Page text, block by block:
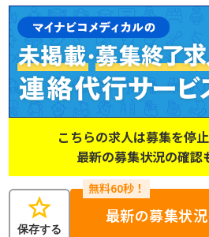
こちらの求人は募集を停止
最新の募集状況の確認
star
保存する
最新の募集状